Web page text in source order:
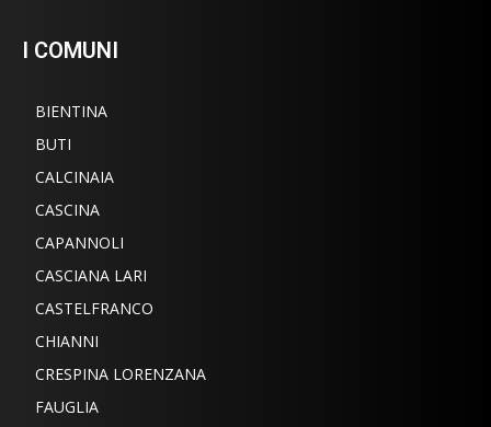
I COMUNI
BIENTINA
BUTI
CALCINAIA
CASCINA
CAPANNOLI
CASCIANA LARI
CASTELFRANCO
CHIANNI
CRESPINA LORENZANA
FAUGLIA